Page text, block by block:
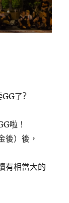
了?
啦！
後）後，
有相當大的